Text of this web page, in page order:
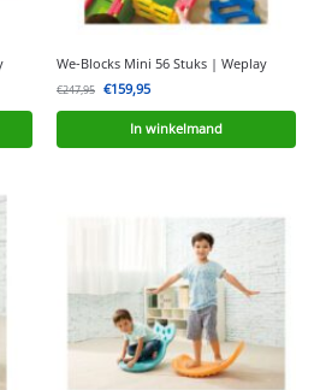
We-Blocks Mini 56 Stuks | Weplay
€247,95 €159,95
In winkelmand